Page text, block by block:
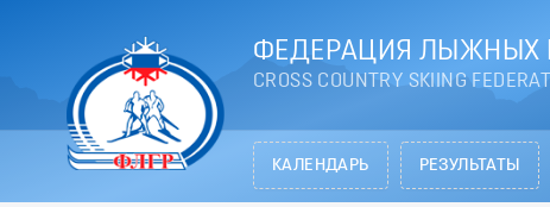
ФЕДЕРАЦИЯ ЛЫЖНЫХ
CROSS COUNTRY SKIING
КАЛЕНДАРЬ РЕЗУЛЬТАТЫ